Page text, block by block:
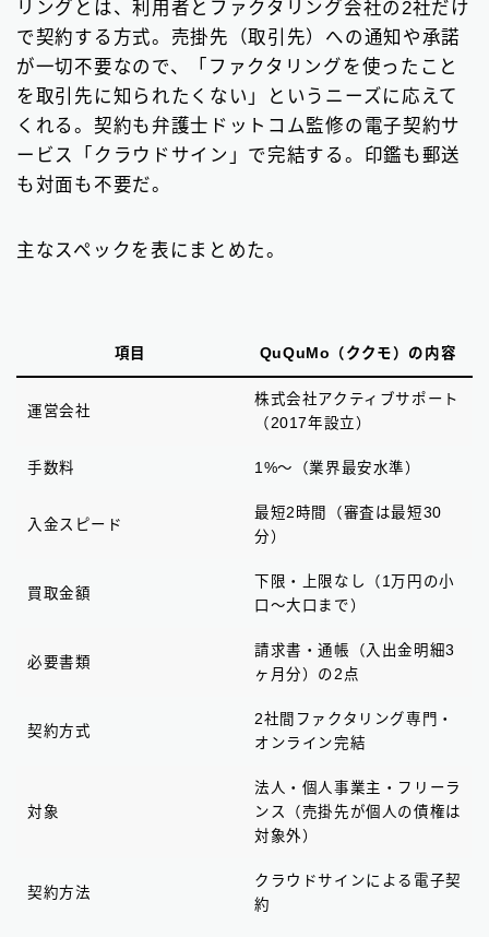
リングとは、利用者とファクタリング会社の2社だけ
で契約する方式。売掛先（取引先）への通知や承諾
が一切不要なので、「ファクタリングを使ったこと
を取引先に知られたくない」というニーズに応えて
くれる。契約も弁護士ドットコム監修の電子契約サ
ービス「クラウドサイン」で完結する。印鑑も郵送
も対面も不要だ。
主なスペックを表にまとめた。
項目 QuQuMo（ククモ）の内容
運営会社
株式会社アクティブサポート
（2017年設立）
手数料 1%〜（業界最安水準）
入金スピード
最短2時間（審査は最短30
分）
買取金額
下限・上限なし（1万円の小
口〜大口まで）
必要書類
請求書・通帳（入出金明細3
ヶ月分）の2点
契約方式
2社間ファクタリング専門・
オンライン完結
対象
法人・個人事業主・フリーラ
ンス（売掛先が個人の債権は
対象外）
契約方法
クラウドサインによる電子契
約